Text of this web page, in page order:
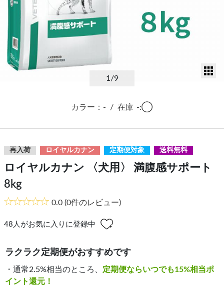
1 /9
カラー：- / 在庫 -:◯
再入荷 ロイヤルカナン 定期便対象 送料無料
ロイヤルカナン 〈犬用〉 満腹感サポート
8kg
0.0 (0件のレビュー)
48 人がお気に入りに登録中
ラクラク定期便がおすすめです
・通常2.5%相当のところ、 定期便ならいつでも15%相当ポ
イント還元！